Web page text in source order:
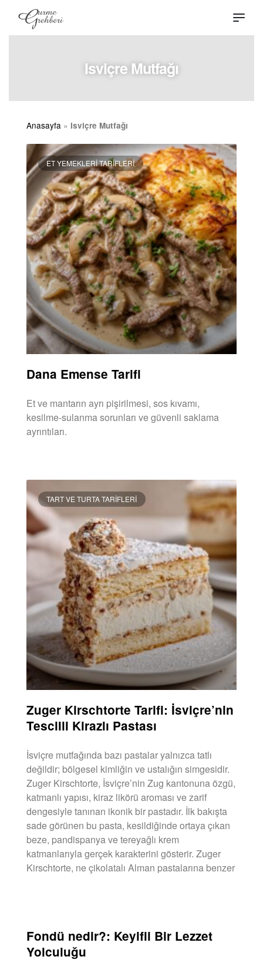
Isviçre Mutfağı
Anasayfa » Isviçre Mutfağı
ET YEMEKLERI TARIFLERI
Dana Emense Tarifi
Et ve mantarın ayrı pişirilmesi, sos kıvamı,
kesilme-sulanma sorunları ve güvenli saklama
ayrıntıları.
TART VE TURTA TARIFLERI
Zuger Kirschtorte Tarifi: İsviçre’nin
Tescilli Kirazlı Pastası
İsviçre mutfağında bazı pastalar yalnızca tatlı
değildir; bölgesel kimliğin ve ustalığın simgesidir.
Zuger Kirschtorte, İsviçre’nin Zug kantonuna özgü,
katmanlı yapısı, kiraz likörü aroması ve zarif
dengesiyle tanınan ikonik bir pastadır. İlk bakışta
sade görünen bu pasta, kesildiğinde ortaya çıkan
beze, pandispanya ve tereyağlı krem
katmanlarıyla gerçek karakterini gösterir. Zuger
Kirschtorte, ne çikolatalı Alman pastalarına benzer
Fondü nedir?: Keyifli Bir Lezzet
Yolculuğu